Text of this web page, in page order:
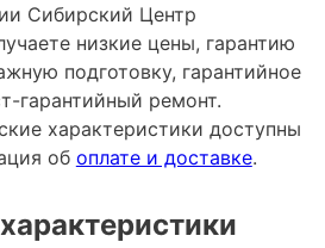
Сибирский Центр
низкие цены, гарантию
подготовку, гарантийное
гарантийный ремонт.
характеристики доступны
об оплате и доставке.